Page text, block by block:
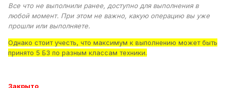
получить танкистку на арте за сау15 для штуг4?
Что будет с лбз на арте для штуг4, если сначала
получить т-28концепт? Не хотелось бы потерять прогресс
для лбз, как это было у соклановца.
Все что не выполнили ранее, доступно для выполнения в
любой момент. При этом не важно, какую операцию вы уже
прошли или выполняете.
Однако стоит учесть, что максимум к выполнению может быть
принято 5 БЗ по разным классам техники.
Закрыто